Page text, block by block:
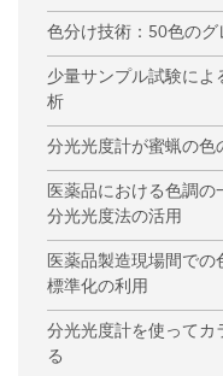
色分け技術：50色のグ
少量サンプル試験に
析
分光光度計が蜜蝋の色
医薬品における色調
分光光度法の活用
医薬品製造現場間で
標準化の利用
分光光度計を使って
る